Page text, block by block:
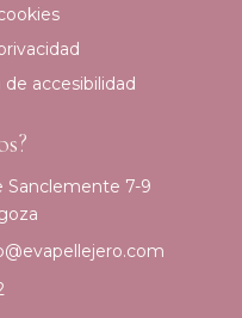
de accesibilidad
Sanclemente 7-9